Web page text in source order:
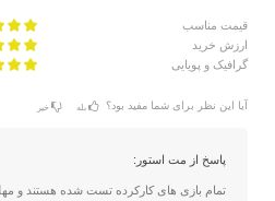
قیمت مناسب
ارزش خرید
گرافیک و پویایی
آیا این نظر برای شما مفید بود؟ بله خیر
پاسخ از مت استور:
تمام بازی های کارکرده تست شده هستند و